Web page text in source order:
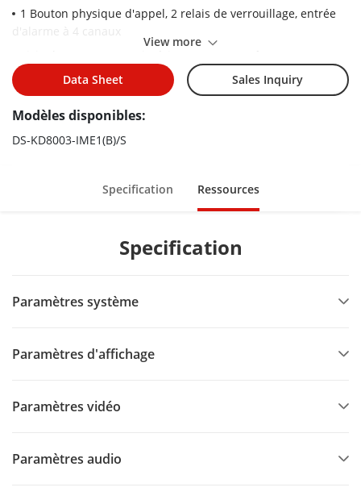
1 Bouton physique d'appel, 2 relais de verrouillage, entrée
Configuration WEB
Puissance de sortie pour serrure électronique, max. à 12 V,
500 mA
View more
Data Sheet Sales Inquiry
Modèles disponibles:
DS-KD8003-IME1(B)/S
Specification Ressources
Specification
Paramètres système
Paramètres d'affichage
Paramètres vidéo
Paramètres audio